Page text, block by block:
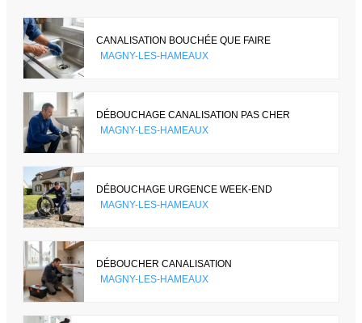
CANALISATION BOUCHÉE QUE FAIRE
MAGNY-LES-HAMEAUX
DÉBOUCHAGE CANALISATION PAS CHER
MAGNY-LES-HAMEAUX
DÉBOUCHAGE URGENCE WEEK-END
MAGNY-LES-HAMEAUX
DÉBOUCHER CANALISATION
MAGNY-LES-HAMEAUX